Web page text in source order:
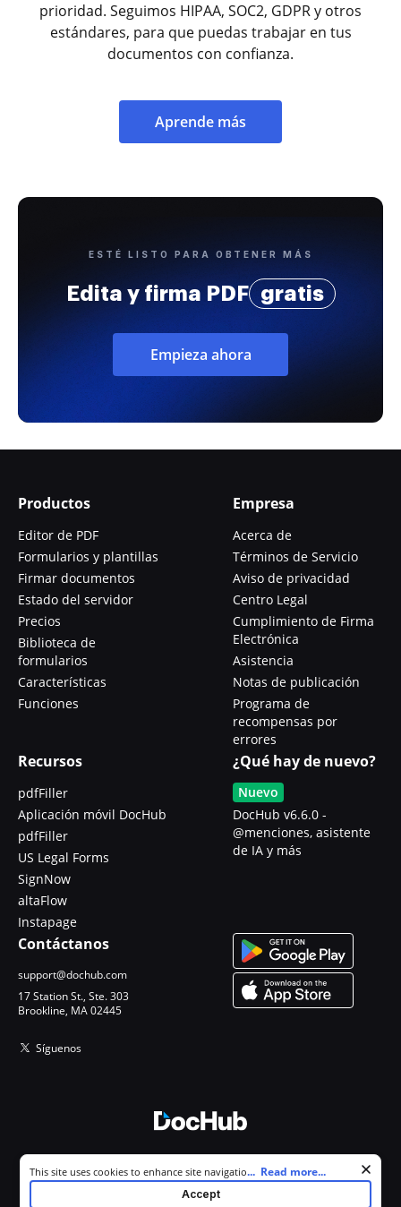
prioridad. Seguimos HIPAA, SOC2, GDPR y otros
estándares, para que puedas trabajar en tus
documentos con confianza.
Aprende más
ESTÉ LISTO PARA OBTENER MÁS
Edita y firma PDF gratis
Empieza ahora
Productos
Editor de PDF
Formularios y plantillas
Firmar documentos
Estado del servidor
Precios
Biblioteca de
formularios
Características
Funciones
Empresa
Acerca de
Términos de Servicio
Aviso de privacidad
Centro Legal
Cumplimiento de Firma
Electrónica
Asistencia
Notas de publicación
Programa de
recompensas por
errores
Recursos
pdfFiller
Aplicación móvil DocHub
pdfFiller
US Legal Forms
SignNow
altaFlow
Instapage
¿Qué hay de nuevo?
Nuevo
DocHub v6.6.0 -
@menciones, asistente
de IA y más
Contáctanos
support@dochub.com
17 Station St., Ste. 303
Brookline, MA 02445
Síguenos
Todos los derechos reservados.
Cookie consent notice
This site uses cookies to enhance site navigation and personalize
your experience. By using this site you agree to our use of cookies as
described in our
. You can modify your selections by
... Read more...
Accept